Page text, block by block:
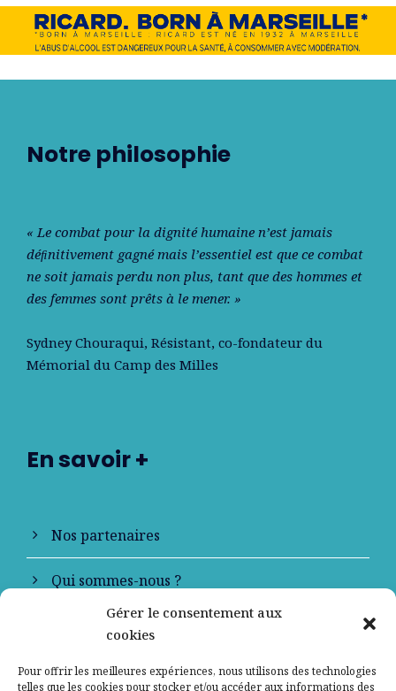
Gérer le consentement aux
cookies
Pour offrir les meilleures expériences, nous utilisons des technologies
telles que les cookies pour stocker et/ou accéder aux informations des
Notre philosophie
« Le combat pour la dignité humaine n’est jamais
déﬁnitivement gagné mais l’essentiel est que ce combat
ne soit jamais perdu non plus, tant que des hommes et
des femmes sont prêts à le mener. »
Sydney Chouraqui, Résistant, co-fondateur du
Mémorial du Camp des Milles
En savoir +
Nos partenaires
Qui sommes-nous ?
Contactez-nous
Mentions légales